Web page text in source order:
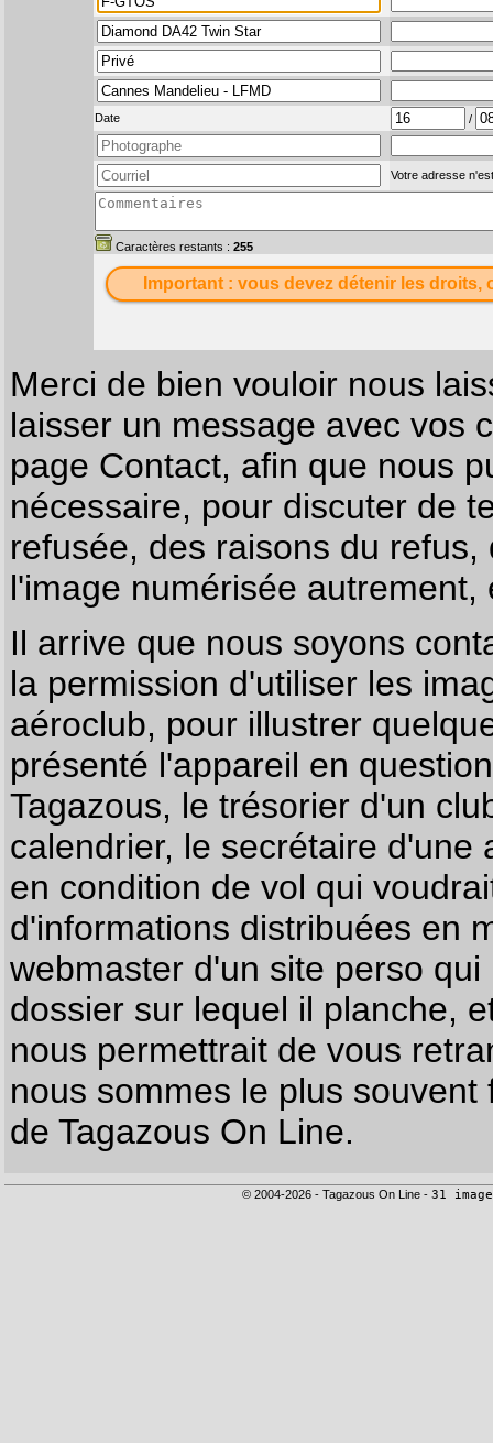
Date /
Votre adresse
Caractères restants : 255
Important : vous devez détenir les
Merci de bien vouloir nous
laisser un message avec vos
page Contact, afin que nous
nécessaire, pour discuter de
refusée, des raisons du
l'image numérisée autrement,
Il arrive que nous soyons
la permission d'utiliser les
aéroclub, pour illustrer
présenté l'appareil en
Tagazous, le trésorier d'un
calendrier, le secrétaire
en condition de vol qui
d'informations distribuées en
webmaster d'un site perso
dossier sur lequel il planche,
nous permettrait de vous
nous sommes le plus
de Tagazous On Line.
© 2004-2026 - Tagazous On Line - 31